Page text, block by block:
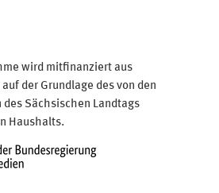
wird mitfinanziert aus
der Grundlage des von den
des Sächsischen Landtags
Haushalts.